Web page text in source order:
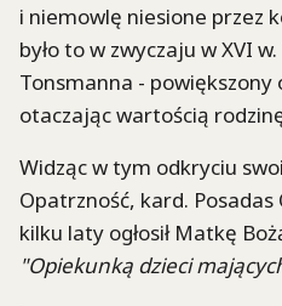
i niemowlę niesione przez
było to w zwyczaju w XVI
Tonsmanna -
otaczając wartością
Widząc w tym odkryciu
Opatrzność, kard.
kilku laty ogłosił Matkę
"Opiekunką dzieci